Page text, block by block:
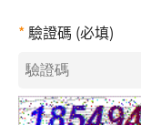
驗證碼 (必填)